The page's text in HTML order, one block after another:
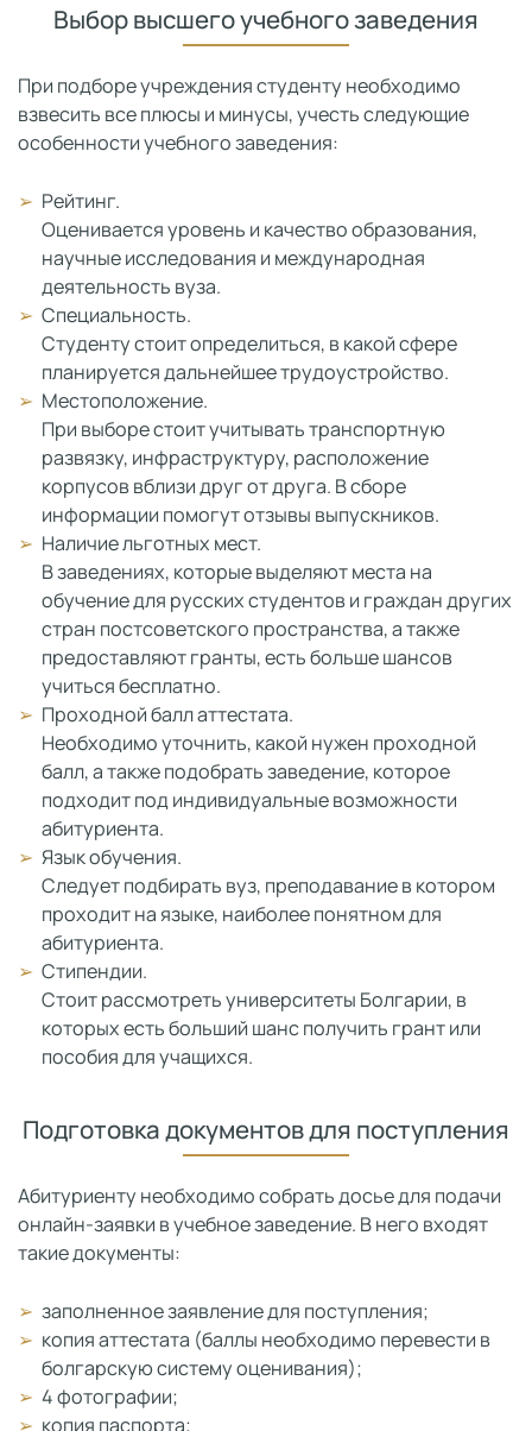
Выбор высшего учебного заведения
При подборе учреждения студенту необходимо
взвесить все плюсы и минусы, учесть следующие
особенности учебного заведения:
Рейтинг.
Оценивается уровень и качество образования,
научные исследования и международная
деятельность вуза.
Специальность.
Студенту стоит определиться, в какой сфере
планируется дальнейшее трудоустройство.
Местоположение.
При выборе стоит учитывать транспортную
развязку, инфраструктуру, расположение
корпусов вблизи друг от друга. В сборе
информации помогут отзывы выпускников.
Наличие льготных мест.
В заведениях, которые выделяют места на
обучение для русских студентов и граждан других
стран постсоветского пространства, а также
предоставляют гранты, есть больше шансов
учиться бесплатно.
Проходной балл аттестата.
Необходимо уточнить, какой нужен проходной
балл, а также подобрать заведение, которое
подходит под индивидуальные возможности
абитуриента.
Язык обучения.
Следует подбирать вуз, преподавание в котором
проходит на языке, наиболее понятном для
абитуриента.
Стипендии.
Стоит рассмотреть университеты Болгарии, в
которых есть больший шанс получить грант или
пособия для учащихся.
Подготовка документов для поступления
Абитуриенту необходимо собрать досье для подачи
онлайн-заявки в учебное заведение. В него входят
такие документы:
заполненное заявление для поступления;
копия аттестата (баллы необходимо перевести в
болгарскую систему оценивания);
4 фотографии;
копия паспорта;